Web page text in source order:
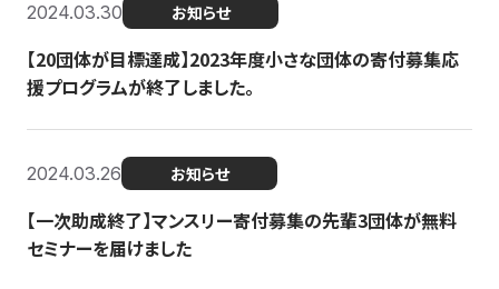
2024.03.30 お知らせ
【20団体が目標達成】2023年度小さな団体の寄付募集応
援プログラムが終了しました。
2024.03.26 お知らせ
【一次助成終了】マンスリー寄付募集の先輩3団体が無料
セミナーを届けました